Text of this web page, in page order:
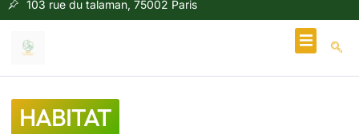
103 rue du talaman, 75002 Paris
HABITAT